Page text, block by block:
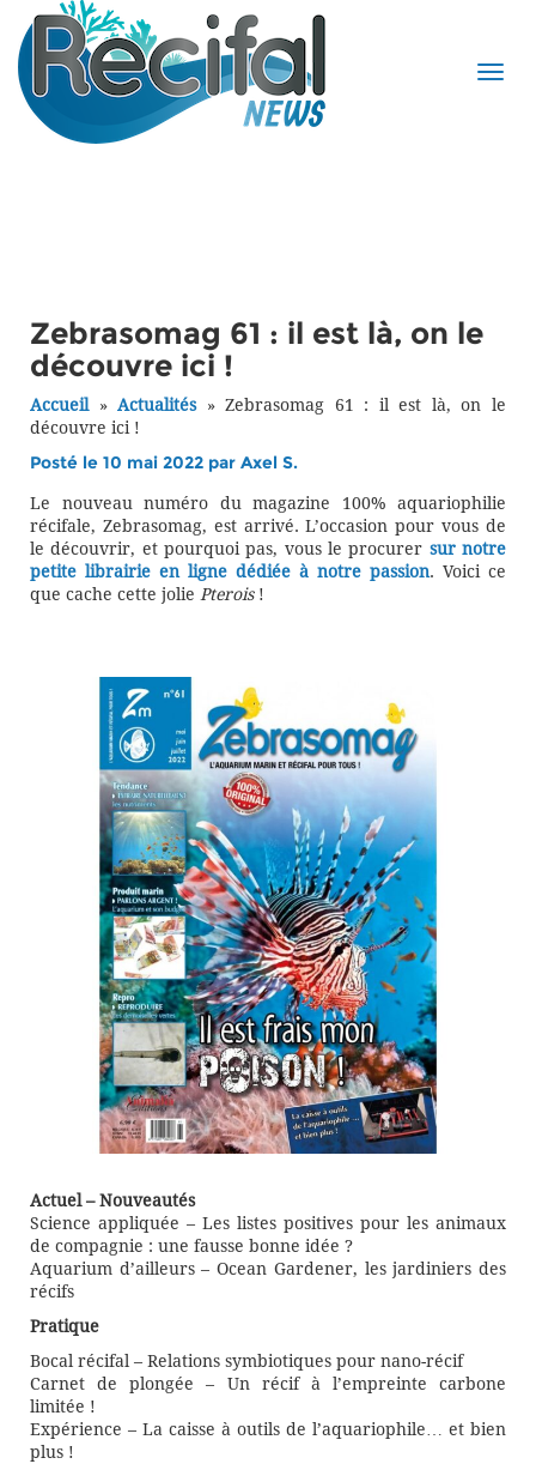
Zebrasomag 61 : il est là, on le
découvre ici !
Accueil»Actualités»Zebrasomag 61 : il est là, on le
découvre ici !
Posté le 10 mai 2022 par Axel S.
Le nouveau numéro du magazine 100% aquariophilie
récifale, Zebrasomag, est arrivé. L’occasion pour vous de
le découvrir, et pourquoi pas, vous le procurer sur notre
petite librairie en ligne dédiée à notre passion. Voici ce
que cache cette jolie Pterois!
Actuel – Nouveautés
Science appliquée – Les listes positives pour les animaux
de compagnie : une fausse bonne idée ?
Aquarium d’ailleurs – Ocean Gardener, les jardiniers des
récifs
Pratique
Bocal récifal – Relations symbiotiques pour nano-récif
Carnet de plongée – Un récif à l’empreinte carbone
limitée !
Expérience – La caisse à outils de l’aquariophile… et bien
plus !